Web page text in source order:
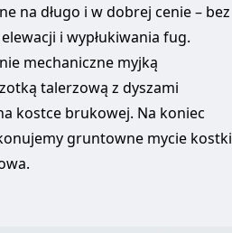
na długo i w dobrej cenie – bez
i wypłukiwania fug.
mechaniczne myjką
talerzową z dyszami
kostce brukowej. Na koniec
gruntowne mycie kostki